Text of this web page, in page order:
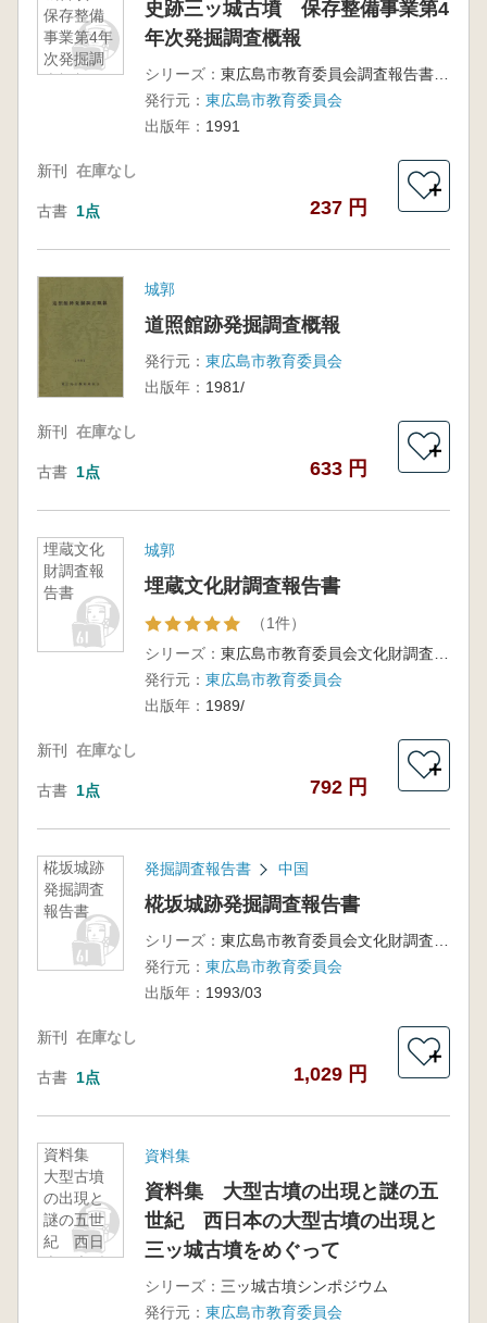
保存整備
事業第4年
次発掘調
査概報
史跡三ッ城古墳 保存整備事業第4
年次発掘調査概報
シリーズ：
東広島市教育委員会調査報告書第19集
発行元： 東広島市教育委員会
出版年： 1991
新刊 在庫なし
古書 1点 237 円
＋
城郭
道照館跡発掘調査概報
発行元： 東広島市教育委員会
出版年： 1981/
新刊 在庫なし
古書 1点 633 円
＋
埋蔵文化
財調査報
告書
城郭
埋蔵文化財調査報告書
（1件）
シリーズ：
発行元： 東広島市教育委員会
出版年： 1989/
新刊 在庫なし
古書 1点 792 円
＋
椛坂城跡
発掘調査
報告書
発掘調査報告書 中国
椛坂城跡発掘調査報告書
シリーズ：
発行元： 東広島市教育委員会
出版年： 1993/03
新刊 在庫なし
古書 1点 1,029 円
＋
資料集
大型古墳
の出現と
謎の五世
紀 西日
本の大型
資料集
資料集 大型古墳の出現と謎の五
世紀 西日本の大型古墳の出現と
三ッ城古墳をめぐって
シリーズ： 三ッ城古墳シンポジウム
発行元： 東広島市教育委員会